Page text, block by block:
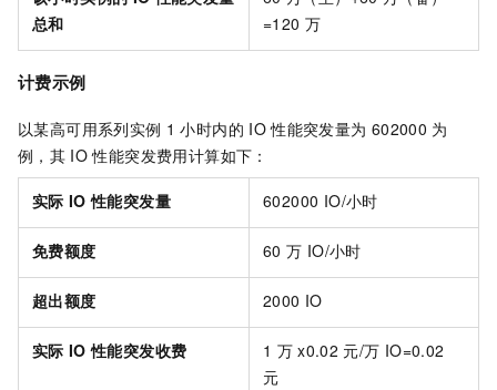
总和
=120 万
计费示例
以某高可用系列实例 1 小时内的 IO 性能突发量为 602000 为
例，其 IO 性能突发费用计算如下：
实际 IO 性能突发量 602000 IO/小时
免费额度 60 万 IO/小时
超出额度 2000 IO
实际 IO 性能突发收费 1 万 x0.02 元/万 IO=0.02
元